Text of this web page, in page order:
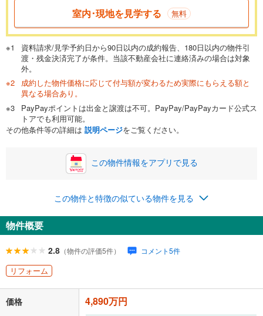
一般的には最長35年まで借り入れ可能です。多くの金融機関
が完済時の年齢は80歳までを条件としています。
閉じる
頭金 万円
0万円 4,890万円
自己資金から住宅購入にかけられる金額を入力してくださ
い。一般的には物件価格の2割までが目安です。
閉じる
ボーナス
万円
0円
ナス時の増額分（1回分）を入力してください。
ボーナス払いの限度額は金融機関によって異なります。
閉じる
月々の返済額
ローン返済額 126,937円（頭金比率 0 %）
＋管理費
「金利」については、ご利用を予定されている金融機関等にご確認の
上、ご自身での入力をお願いいたします。初期設定で自動入力されてい
室内･現地を見学する 無料
資料請求/見学予約日から90日以内の成約報告、180日以内の物件引
渡・残金決済完了が条件。当該不動産会社に連絡済みの場合は対象
外。
成約した物件価格に応じて付与額が変わるため実際にもらえる額と
異なる場合あり。
PayPayポイントは出金と譲渡は不可。PayPay/PayPayカード公式ス
トアでも利用可能。
その他条件等の詳細は 説明ページをご覧ください。
この物件情報をアプリで見る
この物件と特徴の似ている物件を見る
物件概要
2.8 （物件の評価5件） コメント5件
リフォーム
価格 4,890万円